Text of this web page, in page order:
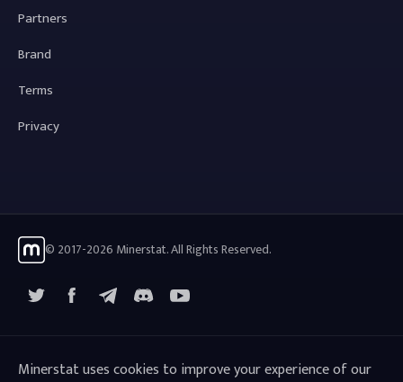
Partners
Brand
Terms
Privacy
© 2017-2026 Minerstat. All Rights Reserved.
FacebookTelegramYouTube
Minerstat uses cookies to improve your experience of our